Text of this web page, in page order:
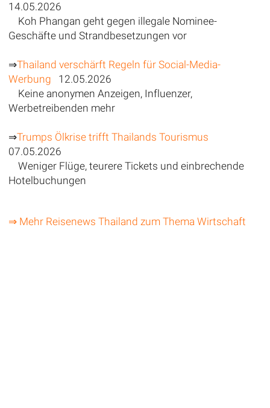
14.05.2026
Koh Phangan geht gegen illegale Nominee-
Geschäfte und Strandbesetzungen vor
⇒Thailand verschärft Regeln für Social-Media-
Werbung 12.05.2026
Keine anonymen Anzeigen, Influenzer,
Werbetreibenden mehr
⇒Trumps Ölkrise trifft Thailands Tourismus
07.05.2026
Weniger Flüge, teurere Tickets und einbrechende
Hotelbuchungen
⇒ Mehr Reisenews Thailand zum Thema Wirtschaft